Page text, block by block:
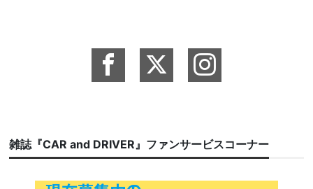
雑誌『CAR and DRIVER』ファンサービスコーナー